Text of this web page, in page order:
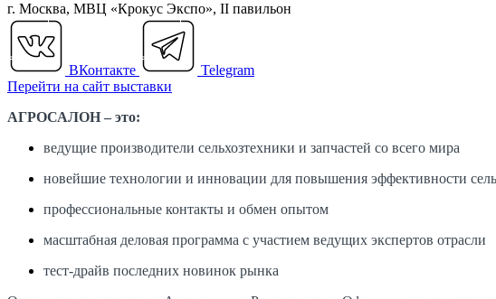
г. Москва, МВЦ «Крокус Экспо», II павильон
ВКонтакте
Telegram
Перейти на сайт выставки
АГРОСАЛОН – это:
ведущие производители сельхозтехники и запчастей со всего мира
новейшие технологии и инновации для повышения эффективности
профессиональные контакты и обмен опытом
масштабная деловая программа с участием ведущих экспертов отрасли
тест-драйв последних новинок рынка